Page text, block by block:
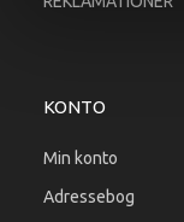
KONTO
Min konto
Adressebog